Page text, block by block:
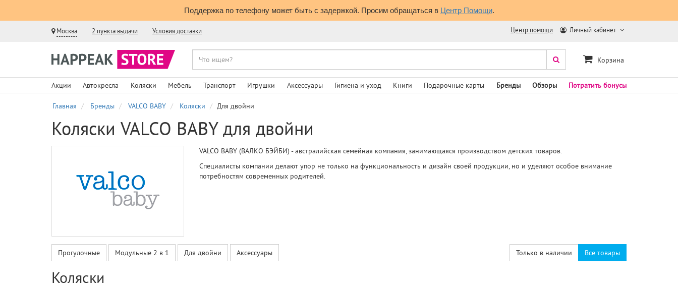
Поддержка по телефону может быть с задержкой. Просим обращаться в Центр Помощи.
Москва 2 пункта выдачи Условия доставки Центр помощи Личный кабинет
Корзина
Акции Автокресла Коляски Мебель Транспорт Игрушки Аксессуары Гигиена и уход Книги Подарочные карты Бренды Обзоры Потратить бонусы
Главная Бренды VALCO BABY Коляски Для двойни
Коляски VALCO BABY для двойни
VALCO BABY (ВАЛКО БЭЙБИ) - австралийская семейная компания, занимающаяся производством детских товаров.
Специалисты компании делают упор не только на функциональность и дизайн своей продукции, но и уделяют особое внимание
потребностям современных родителей.
Прогулочные Модульные 2 в 1 Для двойни Аксессуары Только в наличии Все товары
Коляски